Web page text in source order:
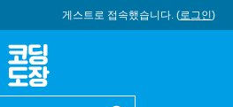
게스트로 접속했습니다. (로그인)